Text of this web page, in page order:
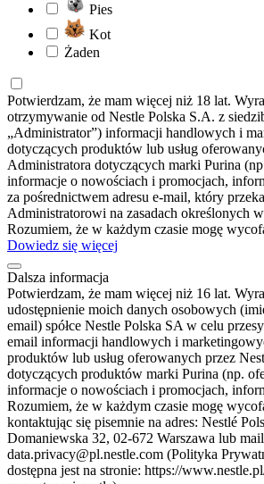
Pies
Kot
Żaden
Potwierdzam, że mam więcej niż 18 lat.
otrzymywanie od Nestle Polska S.A. z
„Administrator”) informacji handlowych i
dotyczących produktów lub usług
Administratora dotyczących marki Purina
informacje o nowościach i promocjach,
za pośrednictwem adresu e-mail, który
Administratorowi na zasadach określonych w
Rozumiem, że w każdym czasie mogę
Dowiedz się więcej
Dalsza informacja
Potwierdzam, że mam więcej niż 16 lat.
udostępnienie moich danych osobowych
email) spółce Nestle Polska SA w celu
email informacji handlowych i
produktów lub usług oferowanych przez
dotyczących produktów marki Purina (np.
informacje o nowościach i promocjach,
Rozumiem, że w każdym czasie mogę
kontaktując się pisemnie na adres: Nestlé
Domaniewska 32, 02-672 Warszawa lub
data.privacy@pl.nestle.com (Polityka
dostępna jest na stronie: https://